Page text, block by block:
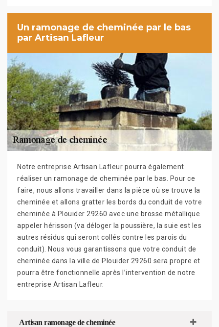
Un ramonage de cheminée par le bas
par Artisan Lafleur
Notre entreprise Artisan Lafleur pourra également
réaliser un ramonage de cheminée par le bas. Pour ce
faire, nous allons travailler dans la pièce où se trouve la
cheminée et allons gratter les bords du conduit de votre
cheminée à Plouider 29260 avec une brosse métallique
appeler hérisson (va déloger la poussière, la suie est les
autres résidus qui seront collés contre les parois du
conduit). Nous vous garantissons que votre conduit de
cheminée dans la ville de Plouider 29260 sera propre et
pourra être fonctionnelle après l’intervention de notre
entreprise Artisan Lafleur.
Artisan ramonage de cheminée